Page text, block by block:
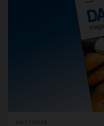
04/17/2019